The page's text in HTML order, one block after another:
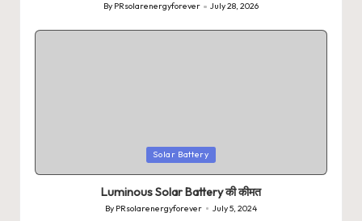
Posted
By PRsolarenergyforever July 28, 2026
Solar Battery
Luminous Solar Battery की कीमत
Posted
By PRsolarenergyforever July 5, 2024